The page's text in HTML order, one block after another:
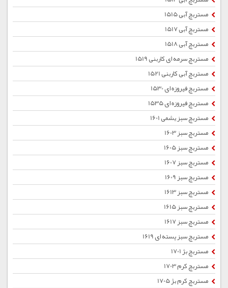
مستربچ آبی 1515
مستربچ آبی 1517
مستربچ آبی 1518
مستربچ سرمه ای کاربنی 1519
مستربچ آبی کاربنی 1521
مستربچ فیروزه ای 1530
مستربچ فیروزه ای 1535
مستربچ سبز یشمی 1601
مستربچ سبز 1603
مستربچ سبز 1605
مستربچ سبز 1607
مستربچ سبز 1609
مستربچ سبز 1613
مستربچ سبز 1615
مستربچ سبز 1617
مستربچ سبز پسته ای 1619
مستربچ بژ 1701
مستربچ کرم 1703
مستربچ کرم بژ 1705